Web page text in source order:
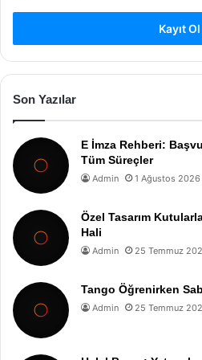
Kayıt Ol
Son Yazılar
E İmza Rehberi:
Tüm Süreçler
Admin 1 Ağustos 2026
Özel Tasarım
Hali
Admin 25 Temmuz
Tango Öğrenirken
Admin 25 Temmuz